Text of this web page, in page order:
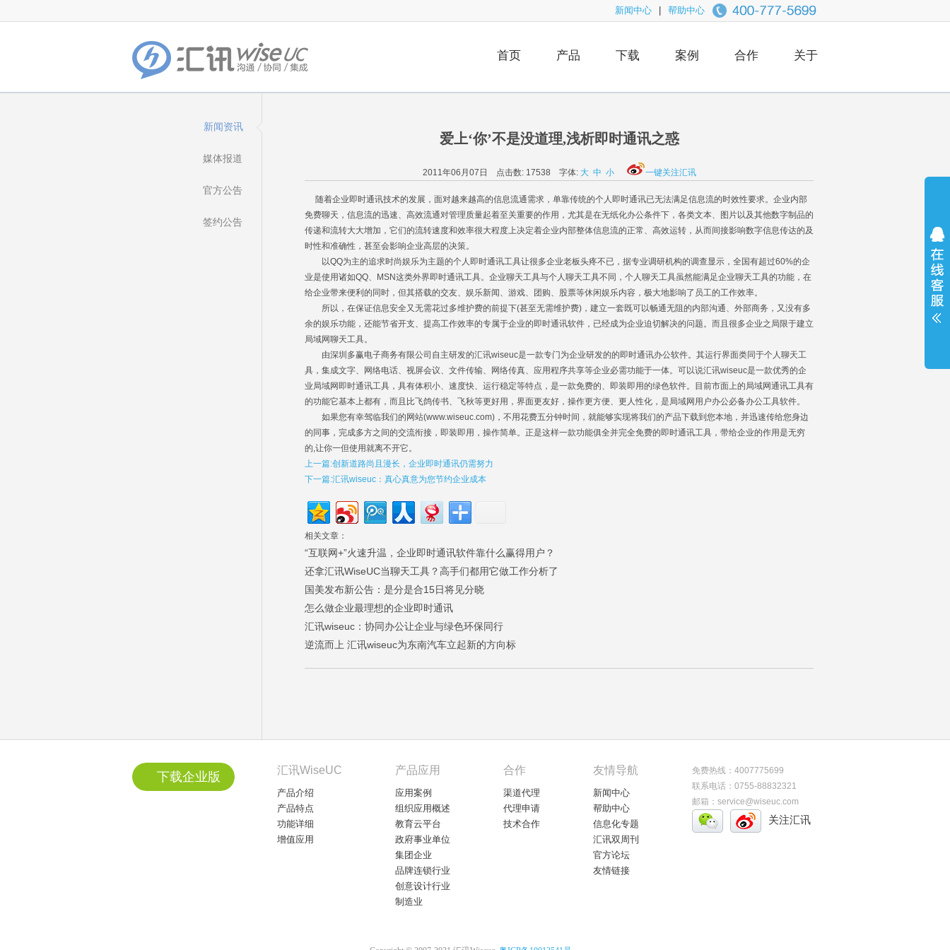
新闻中心 帮助中心
首页 产品 下载 案例 合作 关于
新闻资讯
媒体报道
官方公告
签约公告
爱上‘你’不是没道理,浅析即时通讯之惑
2011年06月07日 点击数:17538 字体: 大 中 小 一键关注汇讯
随着企业即时通讯技术的发展，面对越来越高的信息流通需求，单靠传统的个人即时通讯已无法满足信息流的时效性要求。企业内部
免费聊天，信息流的迅速、高效流通对管理质量起着至关重要的作用，尤其是在无纸化办公条件下，各类文本、图片以及其他数字制品的
传递和流转大大增加，它们的流转速度和效率很大程度上决定着企业内部整体信息流的正常、高效运转，从而间接影响数字信息传达的及
时性和准确性，甚至会影响企业高层的决策。
以QQ为主的追求时尚娱乐为主题的个人即时通讯工具让很多企业老板头疼不已，据专业调研机构的调查显示，全国有超过60%的企
业是使用诸如QQ、MSN这类外界即时通讯工具。企业聊天工具与个人聊天工具不同，个人聊天工具虽然能满足企业聊天工具的功能，在
给企业带来便利的同时，但其搭载的交友、娱乐新闻、游戏、团购、股票等休闲娱乐内容，极大地影响了员工的工作效率。
所以，在保证信息安全又无需花过多维护费的前提下(甚至无需维护费)，建立一套既可以畅通无阻的内部沟通、外部商务，又没有多
余的娱乐功能，还能节省开支、提高工作效率的专属于企业的即时通讯软件，已经成为企业迫切解决的问题。而且很多企业之局限于建立
局域网聊天工具。
由深圳多赢电子商务有限公司自主研发的汇讯wiseuc是一款专门为企业研发的的即时通讯办公软件。其运行界面类同于个人聊天工
具，集成文字、网络电话、视屏会议、文件传输、网络传真、应用程序共享等企业必需功能于一体。可以说汇讯wiseuc是一款优秀的企
业局域网即时通讯工具，具有体积小、速度快、运行稳定等特点，是一款免费的、即装即用的绿色软件。目前市面上的局域网通讯工具有
的功能它基本上都有，而且比飞鸽传书、飞秋等更好用，界面更友好，操作更方便、更人性化，是局域网用户办公必备办公工具软件。
如果您有幸驾临我们的网站(www.wiseuc.com)，不用花费五分钟时间，就能够实现将我们的产品下载到您本地，并迅速传给您身边
的同事，完成多方之间的交流衔接，即装即用，操作简单。正是这样一款功能俱全并完全免费的即时通讯工具，带给企业的作用是无穷
的,让你一但使用就离不开它。
上一篇:创新道路尚且漫长，企业即时通讯仍需努力
下一篇:汇讯wiseuc：真心真意为您节约企业成本
相关文章：
“互联网+”火速升温，企业即时通讯软件靠什么赢得用户？
还拿汇讯WiseUC当聊天工具？高手们都用它做工作分析了
国美发布新公告：是分是合15日将见分晓
怎么做企业最理想的企业即时通讯
汇讯wiseuc：协同办公让企业与绿色环保同行
逆流而上 汇讯wiseuc为东南汽车立起新的方向标
下载企业版 汇讯WiseUC
产品介绍
产品特点
功能详细
增值应用
产品应用
应用案例
组织应用概述
教育云平台
政府事业单位
集团企业
品牌连锁行业
创意设计行业
制造业
合作
渠道代理
代理申请
技术合作
友情导航
新闻中心
帮助中心
信息化专题
汇讯双周刊
官方论坛
友情链接
免费热线：4007775699
联系电话：0755-88832321
邮箱：service@wiseuc.com
关注汇讯